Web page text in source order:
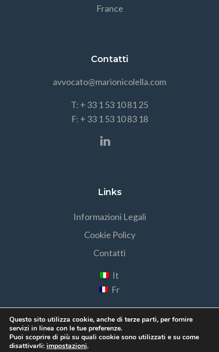
France
Contatti
avvocato@marionicolella.com
T: + 33 1 53 10 81 25
F: + 33 1 53 10 83 18
Links
Informazioni Legali
Cookie Policy
Contatti
It
Fr
Questo sito utilizza cookie, anche di terze parti, per fornire
servizi in linea con le tue preferenze.
Puoi scoprire di più su quali cookie sono utilizzati e su come
disattivarli: impostazioni.